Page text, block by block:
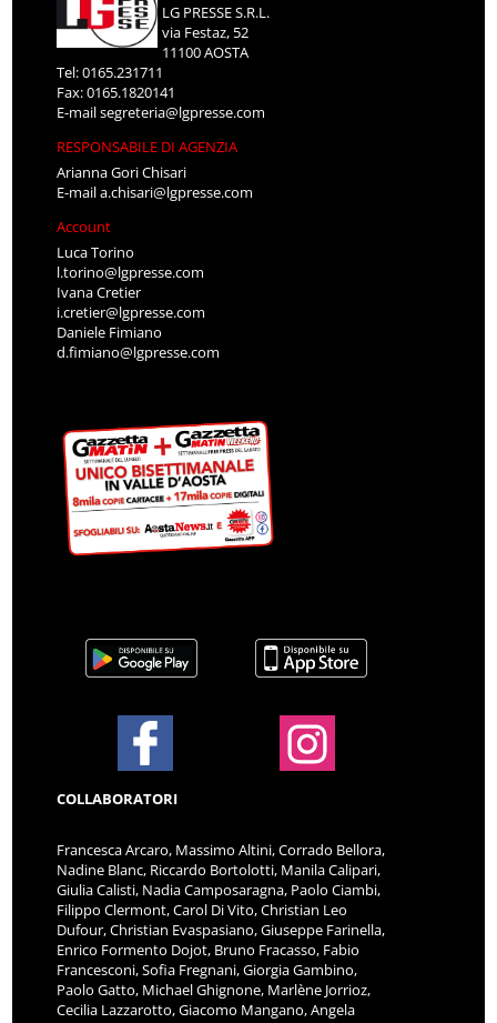
LG PRESSE S.R.L.
via Festaz, 52
11100 AOSTA
Tel: 0165.231711
Fax: 0165.1820141
E-mailsegreteria@lgpresse.com
RESPONSABILE DI AGENZIA
Arianna Gori Chisari
E-maila.chisari@lgpresse.com
Account
Luca Torino
l.torino@lgpresse.com
Ivana Cretier
i.cretier@lgpresse.com
Daniele Fimiano
d.fimiano@lgpresse.com
COLLABORATORI
Francesca Arcaro, Massimo Altini, Corrado Bellora,
Nadine Blanc, Riccardo Bortolotti, Manila Calipari,
Giulia Calisti, Nadia Camposaragna, Paolo Ciambi,
Filippo Clermont, Carol Di Vito, Christian Leo
Dufour, Christian Evaspasiano, Giuseppe Farinella,
Enrico Formento Dojot, Bruno Fracasso, Fabio
Francesconi, Sofia Fregnani, Giorgia Gambino,
Paolo Gatto, Michael Ghignone, Marlène Jorrioz,
Cecilia Lazzarotto, Giacomo Mangano, Angela